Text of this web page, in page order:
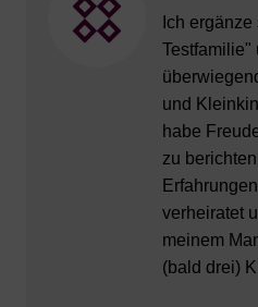
Ich
Testfamilie"
und
habe
zu
verheiratet
meinem
(bald drei)